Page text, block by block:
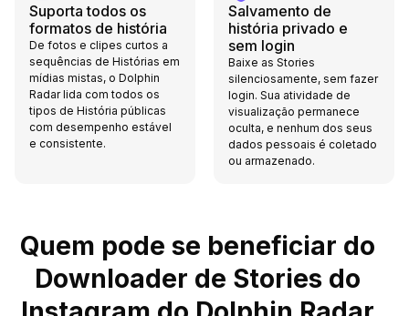
Suporta todos os
formatos de história
De fotos e clipes curtos a
sequências de Histórias em
mídias mistas, o Dolphin
Radar lida com todos os
tipos de História públicas
com desempenho estável
e consistente.
Salvamento de
história privado e
sem login
Baixe as Stories
silenciosamente, sem fazer
login. Sua atividade de
visualização permanece
oculta, e nenhum dos seus
dados pessoais é coletado
ou armazenado.
Quem pode se beneficiar do
Downloader de Stories do